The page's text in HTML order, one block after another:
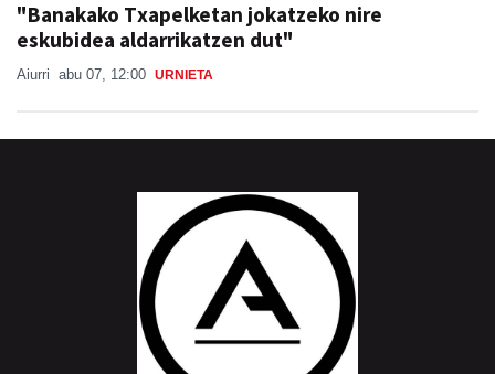
"Banakako Txapelketan jokatzeko nire
eskubidea aldarrikatzen dut"
Aiurri abu 07, 12:00 URNIETA